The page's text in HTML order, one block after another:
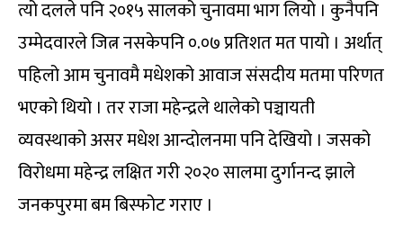
त्यो दलले पनि २०१५ सालको चुनावमा भाग लियो । कुनैपनि
उम्मेदवारले जित्न नसकेपनि ०.०७ प्रतिशत मत पायो । अर्थात्
पहिलो आम चुनावमै मधेशको आवाज संसदीय मतमा परिणत
भएको थियो । तर राजा महेन्द्रले थालेको पञ्चायती
व्यवस्थाको असर मधेश आन्दोलनमा पनि देखियो । जसको
विरोधमा महेन्द्र लक्षित गरी २०२० सालमा दुर्गानन्द झाले
जनकपुरमा बम बिस्फोट गराए ।